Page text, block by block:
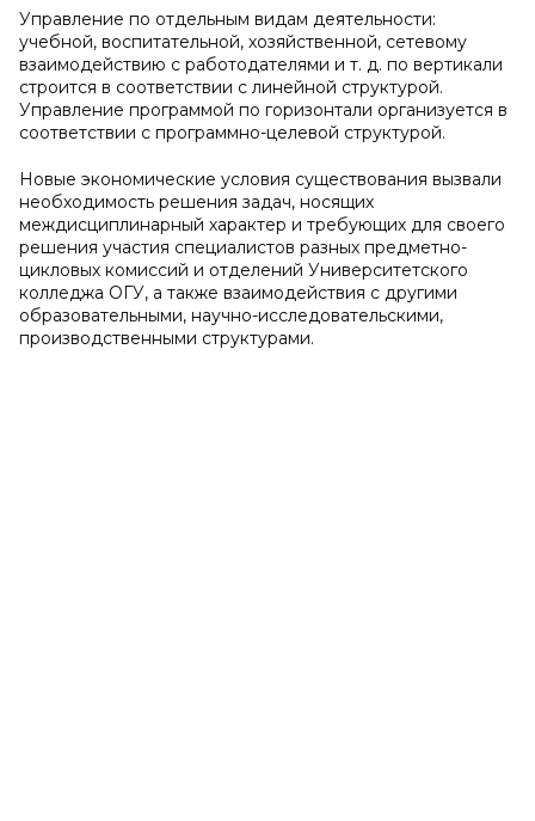
Управление по отдельным видам деятельности:
учебной, воспитательной, хозяйственной, сетевому
взаимодействию с работодателями и т. д. по вертикали
строится в соответствии с линейной структурой.
Управление программой по горизонтали организуется в
соответствии с программно-целевой структурой.
Новые экономические условия существования вызвали
необходимость решения задач, носящих
междисциплинарный характер и требующих для своего
решения участия специалистов разных предметно-
цикловых комиссий и отделений Университетского
колледжа ОГУ, а также взаимодействия с другими
образовательными, научно-исследовательскими,
производственными структурами.